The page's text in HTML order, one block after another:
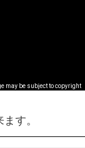
may be subject to copyright
す。